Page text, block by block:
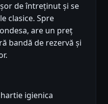
de întreținut și se
clasice. Spre
are un preț
bandă de rezervă și
igienica